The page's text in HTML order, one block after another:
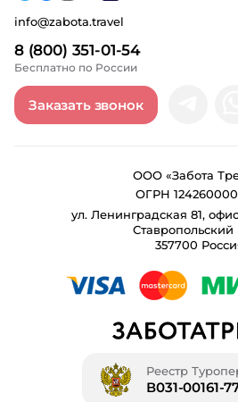
8 (800) 351-01-54
Бесплатно по России
info@zabota.travel
Заказать звонок
ООО «Забота
ОГРН
ул. Ленинградская 81,
Ставропольский
357700
Реестр
В031-00161-